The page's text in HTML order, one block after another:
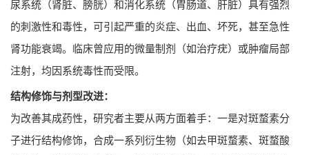
尿系统（肾脏、膀胱）和消化系统（胃肠道、肝脏）具有强烈
的刺激性和毒性，可引起严重的炎症、出血、坏死，甚至急性
肾功能衰竭。临床曾应用的微量制剂（如治疗疣）或肿瘤局部
注射，均因系统毒性而受限。
结构修饰与剂型改进：
为改善其成药性，研究者主要从两方面着手：一是对斑蝥素分
子进行结构修饰，合成一系列衍生物（如去甲斑蝥素、斑蝥酸